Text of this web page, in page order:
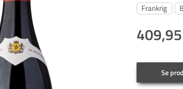
Frankrig
409,95
Se